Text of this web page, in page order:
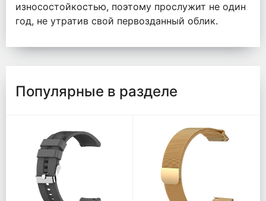
износостойкостью, поэтому прослужит не один
год, не утратив свой первозданный облик.
Популярные в разделе